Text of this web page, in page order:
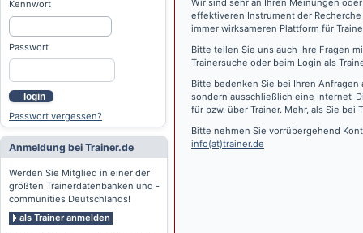
Kennwort
Passwort
login
Passwort vergessen?
Anmeldung bei Trainer.de
Werden Sie Mitglied in einer der
größten Trainerdatenbanken und -
communities Deutschlands!
als Trainer anmelden
Wir sind sehr an Ihren Meinungen
effektiveren Instrument der
immer wirksameren Plattform für
Bitte teilen Sie uns auch Ihre Fragen
Trainersuche oder beim Login als
Bitte bedenken Sie bei Ihren
sondern ausschließlich eine Internet-
für bzw. über Trainer. Mehr, als Sie bei
Bitte nehmen Sie vorrübergehend
info(at)trainer.de